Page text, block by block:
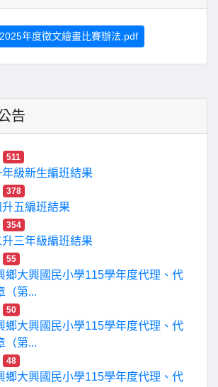
年度徵文繪畫比賽辦法.pdf
告
511
級新生編班結果
378
五編班結果
354
三年級編班結果
55
鄉大興國民小學115學年度代理、代
（第...
50
鄉大興國民小學115學年度代理、代
（第...
48
鄉大興國民小學115學年度代理、代